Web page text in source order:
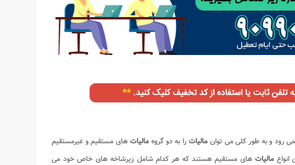
رود و به طور کلی می توان مالیاترا به دو گروه مالیاتهای مستقیم و غیرمستقیم
انواع مالیاتهای مستقیم هستند که هر کدام شامل زیرشاخه های خاص خود می